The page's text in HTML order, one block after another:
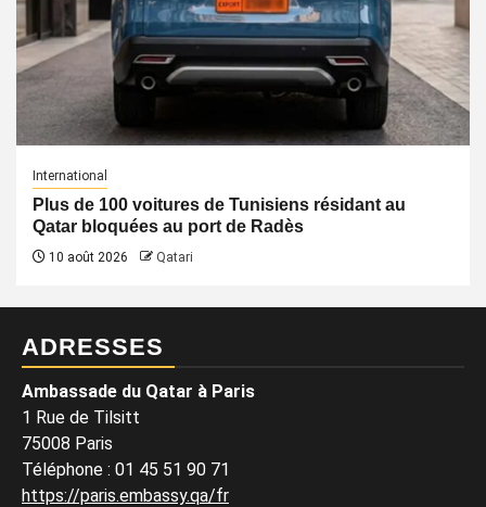
International
Plus de 100 voitures de Tunisiens résidant au
Qatar bloquées au port de Radès
10 août 2026 Qatari
ADRESSES
Ambassade du Qatar à Paris
1 Rue de Tilsitt
75008 Paris
Téléphone : 01 45 51 90 71
https://paris.embassy.qa/fr